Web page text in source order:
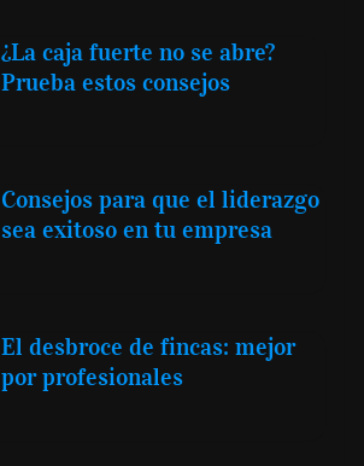
¿La caja fuerte no se abre?
Prueba estos consejos
Consejos para que el liderazgo
sea exitoso en tu empresa
El desbroce de fincas: mejor
por profesionales